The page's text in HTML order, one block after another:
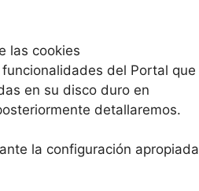
las cookies
del Portal que
en su disco duro en
detallaremos.
la configuración apropiada